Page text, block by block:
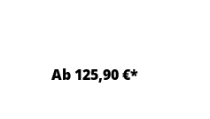
Ab 125,90 €*